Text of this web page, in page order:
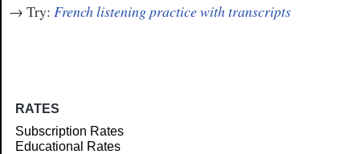
→ Try: French listening practice with transcripts
RATES
Subscription Rates
Educational Rates